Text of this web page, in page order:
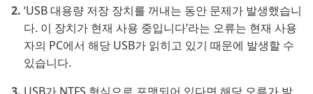
‘USB 대용량 저장 장치를 꺼내는 동안 문제가 발생했습니
다. 이 장치가 현재 사용 중입니다’라는 오류는 현재 사용
자의 PC에서 해당 USB가 읽히고 있기 때문에 발생할 수
있습니다.